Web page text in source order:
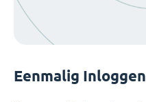
Eenmalig Inloggen